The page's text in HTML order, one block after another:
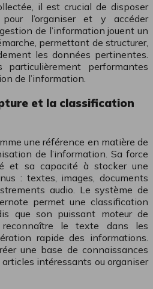
il est crucial de disposer
l’organiser et y accéder
de l’information jouent un
permettant de structurer,
les données pertinentes.
particulièrement performantes
de l’information.
et la classification
une référence en matière de
de l’information. Sa force
et sa capacité à stocker une
: textes, images, documents
audio. Le système de
permet une classification
que son puissant moteur de
reconnaître le texte dans les
rapide des informations.
une base de connaissances
intéressants ou organiser